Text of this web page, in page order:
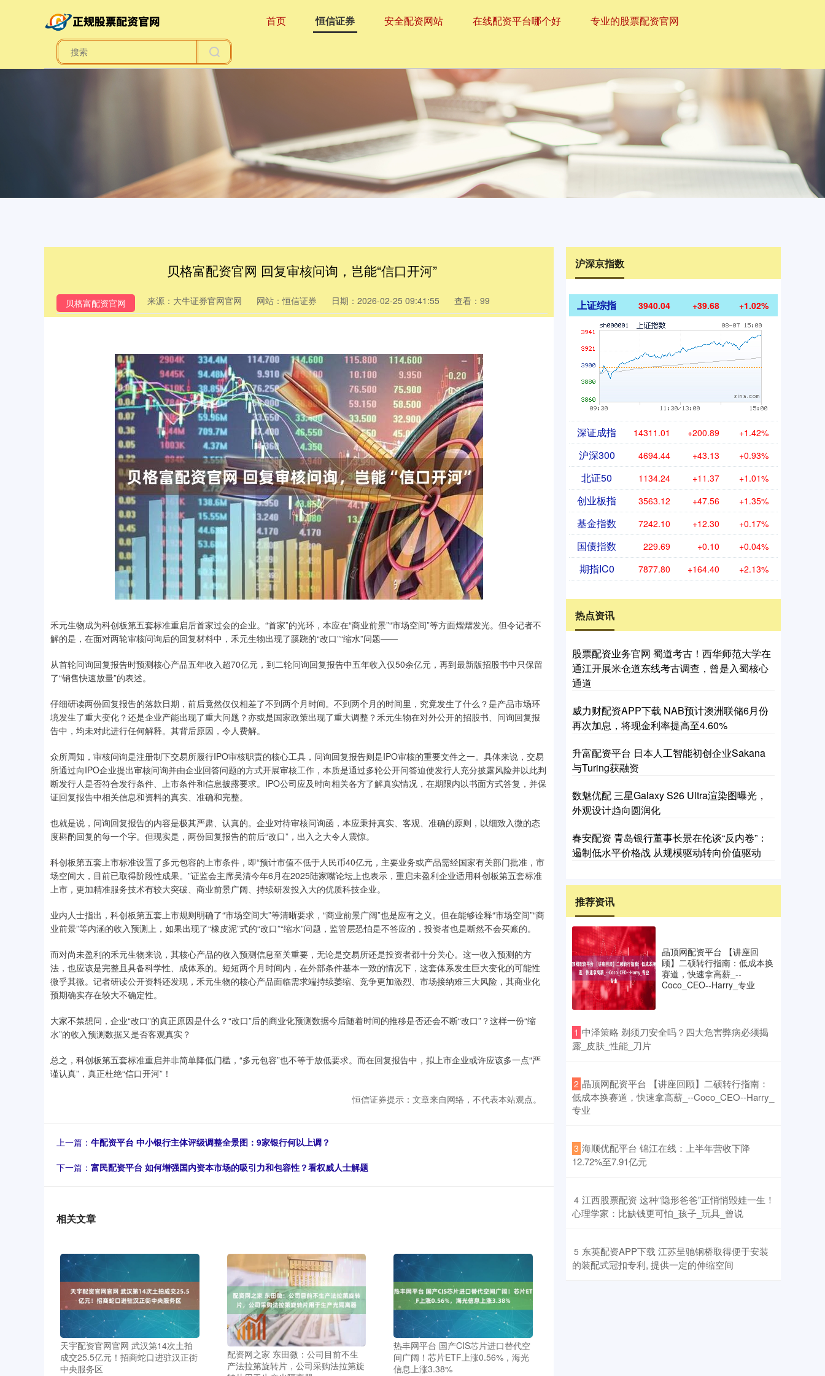
首页 恒信证券 安全配资网站 在线配资平台哪个好 专业的股票配资官网
贝格富配资官网 回复审核问询，岂能“信口开河”
贝格富配资官网 来源：大牛证券官网官网 网站：恒信证券 日期：2026-02-25 09:41:55 查看：99
禾元生物成为科创板第五套标准重启后首家过会的企业。“首家”的光环，本应在“商业前景”“市场空间”等方面熠熠发光。但令记者不
解的是，在面对两轮审核问询后的回复材料中，禾元生物出现了蹊跷的“改口”“缩水”问题——
从首轮问询回复报告时预测核心产品五年收入超70亿元，到二轮问询回复报告中五年收入仅50余亿元，再到最新版招股书中只保留
了“销售快速放量”的表述。
仔细研读两份回复报告的落款日期，前后竟然仅仅相差了不到两个月时间。不到两个月的时间里，究竟发生了什么？是产品市场环
境发生了重大变化？还是企业产能出现了重大问题？亦或是国家政策出现了重大调整？禾元生物在对外公开的招股书、问询回复报
告中，均未对此进行任何解释。其背后原因，令人费解。
众所周知，审核问询是注册制下交易所履行IPO审核职责的核心工具，问询回复报告则是IPO审核的重要文件之一。具体来说，交易
所通过向IPO企业提出审核问询并由企业回答问题的方式开展审核工作，本质是通过多轮公开问答迫使发行人充分披露风险并以此判
断发行人是否符合发行条件、上市条件和信息披露要求。IPO公司应及时向相关各方了解真实情况，在期限内以书面方式答复，并保
证回复报告中相关信息和资料的真实、准确和完整。
也就是说，问询回复报告的内容是极其严肃、认真的。企业对待审核问询函，本应秉持真实、客观、准确的原则，以细致入微的态
度斟酌回复的每一个字。但现实是，两份回复报告的前后“改口”，出入之大令人震惊。
科创板第五套上市标准设置了多元包容的上市条件，即“预计市值不低于人民币40亿元，主要业务或产品需经国家有关部门批准，市
场空间大，目前已取得阶段性成果。”证监会主席吴清今年6月在2025陆家嘴论坛上也表示，重启未盈利企业适用科创板第五套标准
上市，更加精准服务技术有较大突破、商业前景广阔、持续研发投入大的优质科技企业。
业内人士指出，科创板第五套上市规则明确了“市场空间大”等清晰要求，“商业前景广阔”也是应有之义。但在能够诠释“市场空间”“商
业前景”等内涵的收入预测上，如果出现了“橡皮泥”式的“改口”“缩水”问题，监管层恐怕是不答应的，投资者也是断然不会买账的。
而对尚未盈利的禾元生物来说，其核心产品的收入预测信息至关重要，无论是交易所还是投资者都十分关心。这一收入预测的方
法，也应该是完整且具备科学性、成体系的。短短两个月时间内，在外部条件基本一致的情况下，这套体系发生巨大变化的可能性
微乎其微。记者研读公开资料还发现，禾元生物的核心产品面临需求端持续萎缩、竞争更加激烈、市场接纳难三大风险，其商业化
预期确实存在较大不确定性。
大家不禁想问，企业“改口”的真正原因是什么？“改口”后的商业化预测数据今后随着时间的推移是否还会不断“改口”？这样一份“缩
水”的收入预测数据又是否客观真实？
总之，科创板第五套标准重启并非简单降低门槛，“多元包容”也不等于放低要求。而在回复报告中，拟上市企业或许应该多一点“严
谨认真”，真正杜绝“信口开河”！
恒信证券提示：文章来自网络，不代表本站观点。
上一篇： 牛配资平台 中小银行主体评级调整全景图：9家银行何以上调？
下一篇： 富民配资平台 如何增强国内资本市场的吸引力和包容性？看权威人士解题
相关文章
天宇配资官网官网 武汉第14次土拍
成交25.5亿元！招商蛇口进驻汉正街
中央服务区
配资网之家 东田微：公司目前不生
产法拉第旋转片，公司采购法拉第旋
热丰网平台 国产CIS芯片进口替代空
间广阔！芯片ETF上涨0.56%，海光
信息上涨3.38%
沪深京指数
上证综指 3940.04 +39.68 +1.02%
深证成指 14311.01 +200.89 +1.42%
沪深300 4694.44 +43.13 +0.93%
北证50 1134.24 +11.37 +1.01%
创业板指 3563.12 +47.56 +1.35%
基金指数 7242.10 +12.30 +0.17%
国债指数 229.69 +0.10 +0.04%
期指IC0 7877.80 +164.40 +2.13%
热点资讯
股票配资业务官网 蜀道考古！西华师范大学在
通江开展米仓道东线考古调查，曾是入蜀核心
通道
威力财配资APP下载 NAB预计澳洲联储6月份
再次加息，将现金利率提高至4.60%
升富配资平台 日本人工智能初创企业Sakana
与Turing获融资
数魅优配 三星Galaxy S26 Ultra渲染图曝光，
外观设计趋向圆润化
春安配资 青岛银行董事长景在伦谈“反内卷”：
遏制低水平价格战 从规模驱动转向价值驱动
推荐资讯
晶顶网配资平台 【讲座回
顾】二硕转行指南：低成本换
赛道，快速拿高薪_--
Coco_CEO--Harry_专业
1 ​中泽策略 剃须刀安全吗？四大危害弊病必须揭
露_皮肤_性能_刀片
2 ​晶顶网配资平台 【讲座回顾】二硕转行指南：
低成本换赛道，快速拿高薪_--Coco_CEO--Harry_
专业
3 ​海顺优配平台 锦江在线：上半年营收下降
12.72%至7.91亿元
4 ​江西股票配资 这种“隐形爸爸”正悄悄毁娃一生！
心理学家：比缺钱更可怕_孩子_玩具_曾说
5 ​东英配资APP下载 江苏呈驰钢桥取得便于安装
的装配式冠扣专利, 提供一定的伸缩空间